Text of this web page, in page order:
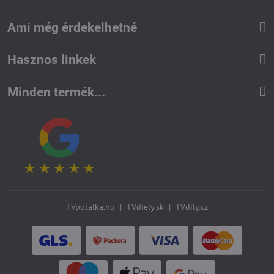
Ami még érdekelhetné
Hasznos linkek
Minden termék...
TVpotalka.hu | TVdiely.sk | TVdíly.cz